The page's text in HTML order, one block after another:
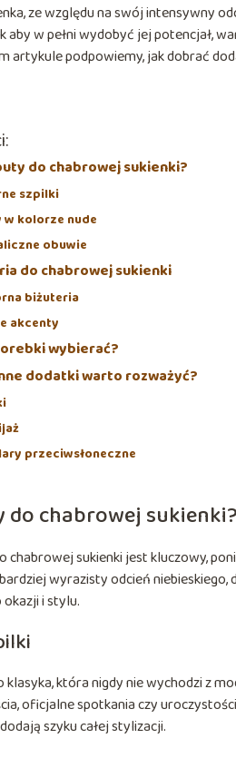
ze względu na swój intensywny
aby w pełni wydobyć jej potencjał,
artykule podpowiemy, jak dobrać
do chabrowej sukienki?
szpilki
w kolorze nude
obuwie
do chabrowej sukienki
biżuteria
akcenty
wybierać?
dodatki warto rozważyć?
przeciwsłoneczne
do chabrowej sukienki?
chabrowej sukienki jest kluczowy,
wyrazisty odcień
i stylu.
klasyka, która nigdy nie wychodzi z
oficjalne spotkania czy
szyku całej stylizacji.